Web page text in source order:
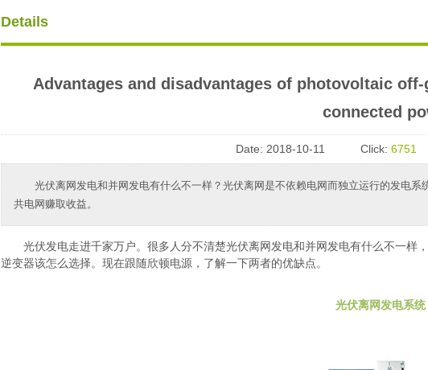
Details
Advantages and disadvantages of photovoltaic
connected
Date: 2018-10-11 Click: 6751
光伏离网发电和并网发电有什么不一样？光伏离网是不依赖电网而独立运行的发电
共电网赚取收益。
光伏发电走进千家万户。很多人分不清楚光伏离网发电和并网发电有什么不一样
逆变器该怎么选择。现在跟随欣顿电源，了解一下两者的优缺点。
光伏离网发电系统